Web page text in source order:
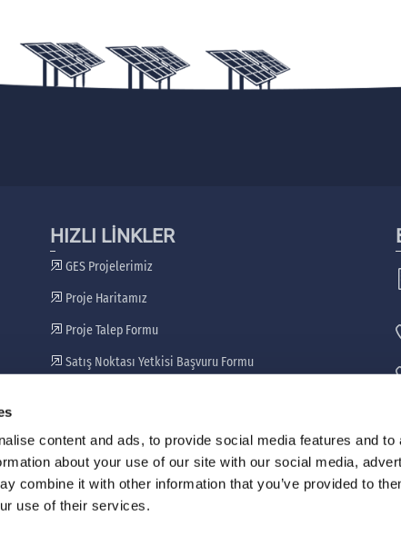
content and ads, to provide social media features and to
about your use of our site with our social media,
combine it with other information that you’ve provided to
use of their services.
HIZLI LİNKLER
GES Projelerimiz
Proje Haritamız
Proje Talep Formu
Satış Noktası Yetkisi Başvuru Formu